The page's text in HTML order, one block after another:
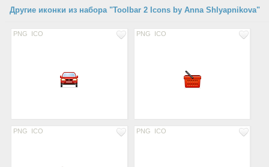
Другие иконки из набора "Toolbar 2 Icons by Anna Shlyapnikova"
PNG ICO PNG ICO
PNG ICO PNG ICO